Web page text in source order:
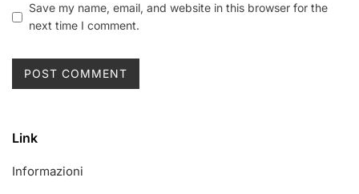
Save my name, email, and website in this browser for the
next time I comment.
Link
Informazioni